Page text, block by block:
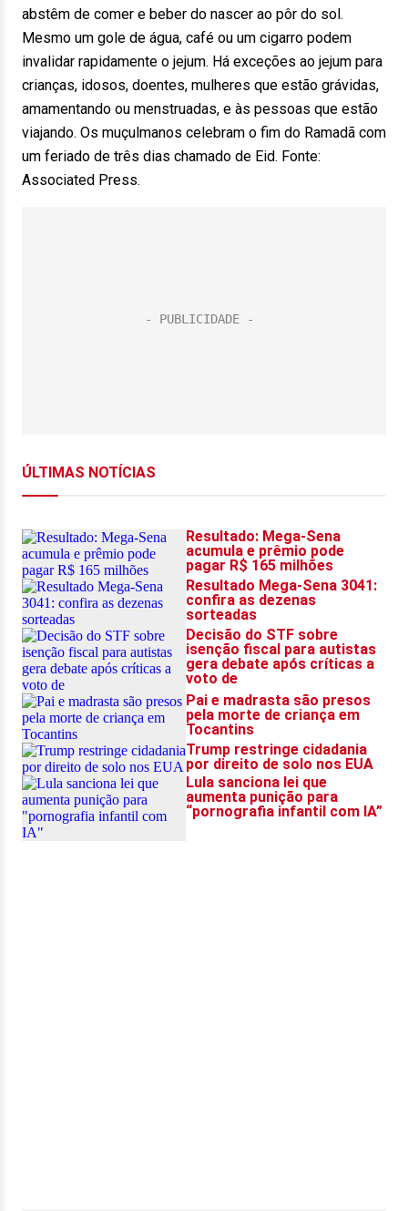
abstêm de comer e beber do nascer ao pôr do sol.
Mesmo um gole de água, café ou um cigarro podem
invalidar rapidamente o jejum. Há exceções ao jejum para
crianças, idosos, doentes, mulheres que estão grávidas,
amamentando ou menstruadas, e às pessoas que estão
viajando. Os muçulmanos celebram o fim do Ramadã com
um feriado de três dias chamado de Eid. Fonte:
Associated Press.